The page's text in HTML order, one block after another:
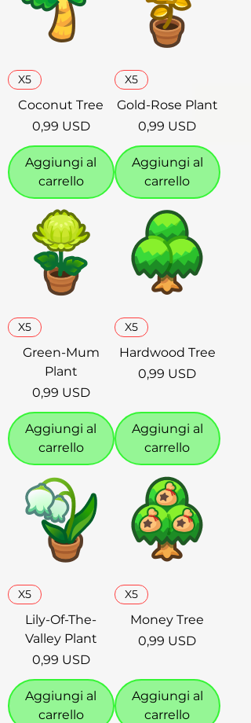
X5
Coconut Tree
Prezzo
0,99 USD
Aggiungi al
carrello
X5
Gold-Rose Plant
Prezzo
0,99 USD
Aggiungi al
carrello
X5
Green-Mum
Plant
Prezzo
0,99 USD
Aggiungi al
carrello
X5
Hardwood Tree
Prezzo
0,99 USD
Aggiungi al
carrello
X5
Lily-Of-The-
Valley Plant
Prezzo
0,99 USD
Aggiungi al
carrello
X5
Money Tree
Prezzo
0,99 USD
Aggiungi al
carrello